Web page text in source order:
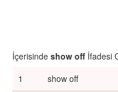
İçerisinde show off İfadesi
1
show off